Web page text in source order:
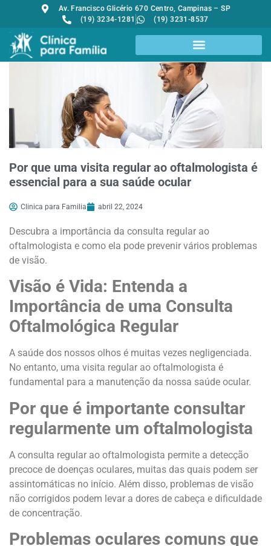
Av. Francisco Glicério 670 Centro, Campinas – SP
(19) 3234-1281
(19) 3231-8537
Por que uma visita regular ao oftalmologista é
essencial para a sua saúde ocular
Clinica para Familia abril 22, 2024
Descubra a importância da consulta regular ao
oftalmologista e como ela pode prevenir vários problemas
de visão.
Visão é Vida: Entenda a
Importância de uma Consulta
Oftalmológica Regular
A saúde dos nossos olhos é muitas vezes negligenciada.
No entanto, uma visita regular ao oftalmologista é
fundamental para a manutenção da nossa saúde ocular.
Por que é importante consultar
regularmente um oftalmologista
A consulta regular ao oftalmologista permite a detecção
precoce de doenças oculares, muitas das quais podem ser
assintomáticas no início. Além disso, problemas de visão
não corrigidos podem levar a dores de cabeça e dificuldade
de concentração.
Problemas oculares comuns que